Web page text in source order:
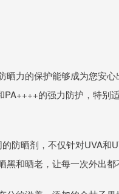
力的保护能够成为您安
的强力防护，特别
防晒剂，不仅针对UVA和
和晒老，让每一次外出都